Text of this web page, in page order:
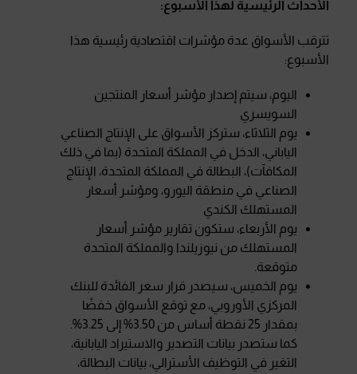
الأحداث الرئيسية لهذا الأسبوع:
تترقب الأسواق عدة مؤشرات اقتصادية رئيسية هذا
الأسبوع:
اليوم، سيتم إصدار مؤشر أسعار المنتجين
السويسري
يوم الثلاثاء، ستركز الأسواق على الإنتاج الصناعي
الياباني، الدخل في المملكة المتحدة (بما في ذلك
المكافآت)، البطالة في المملكة المتحدة، الإنتاج
الصناعي في منطقة اليورو، ومؤشر أسعار
المستهلك الكندي
يوم الأربعاء، ستكون تقارير مؤشر أسعار
المستهلك من نيوزيلندا والمملكة المتحدة
متوقعة.
يوم الخميس، سيصدر قرار سعر الفائدة للبنك
المركزي الأوروبي، مع توقع الأسواق خفضًا
بمقدار 25 نقطة أساس من 3.50% إلى 3.25%.
كما ستصدر بيانات التصدير والاستيراد اليابانية،
التغير في التوظيف الأسترالي، بيانات البطالة،